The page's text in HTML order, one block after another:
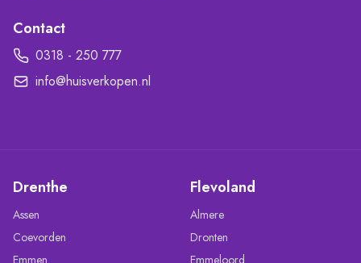
Contact
0318 - 250 777
info@huisverkopen.nl
Drenthe
Assen
Coevorden
Emmen
Flevoland
Almere
Dronten
Emmeloord